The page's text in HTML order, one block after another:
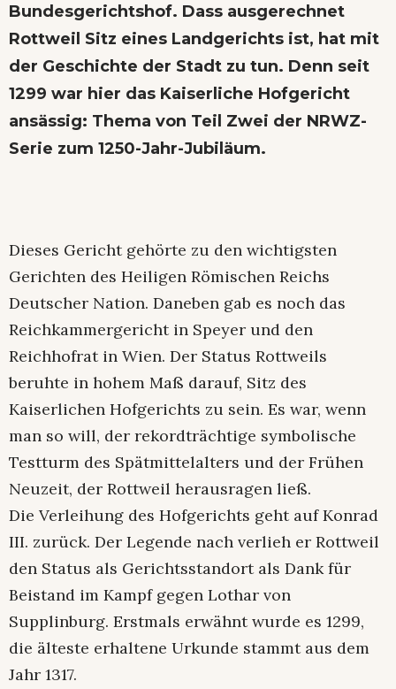
Bundesgerichtshof. Dass ausgerechnet
Rottweil Sitz eines Landgerichts ist, hat mit
der Geschichte der Stadt zu tun. Denn seit
1299 war hier das Kaiserliche Hofgericht
ansässig: Thema von Teil Zwei der NRWZ-
Serie zum 1250-Jahr-Jubiläum.
Dieses Gericht gehörte zu den wichtigsten
Gerichten des Heiligen Römischen Reichs
Deutscher Nation. Daneben gab es noch das
Reichkammergericht in Speyer und den
Reichhofrat in Wien. Der Status Rottweils
beruhte in hohem Maß darauf, Sitz des
Kaiserlichen Hofgerichts zu sein. Es war, wenn
man so will, der rekordträchtige symbolische
Testturm des Spätmittelalters und der Frühen
Neuzeit, der Rottweil herausragen ließ.
Die Verleihung des Hofgerichts geht auf Konrad
III. zurück. Der Legende nach verlieh er Rottweil
den Status als Gerichtsstandort als Dank für
Beistand im Kampf gegen Lothar von
Supplinburg. Erstmals erwähnt wurde es 1299,
die älteste erhaltene Urkunde stammt aus dem
Jahr 1317.